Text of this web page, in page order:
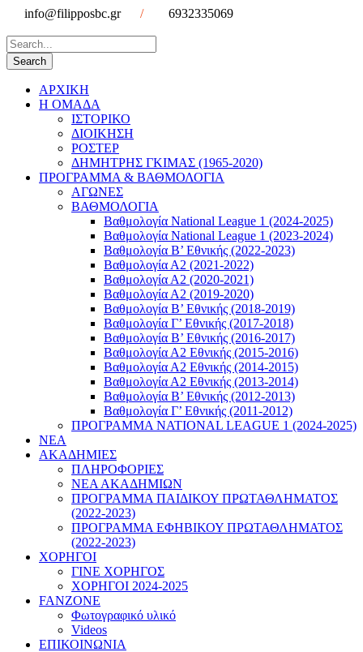
info@filipposbc.gr / 6932335069
ΑΡΧΙΚΗ
Η ΟΜΑΔΑ
ΙΣΤΟΡΙΚΟ
ΔΙΟΙΚΗΣΗ
ΡΟΣΤΕΡ
ΔΗΜΗΤΡΗΣ ΓΚΙΜΑΣ (1965-2020)
ΠΡΟΓΡΑΜΜΑ & ΒΑΘΜΟΛΟΓΙΑ
ΑΓΩΝΕΣ
ΒΑΘΜΟΛΟΓΙΑ
Βαθμολογία National League 1 (2024-2025)
Βαθμολογία National League 1 (2023-2024)
Βαθμολογία Β’ Εθνικής (2022-2023)
Βαθμολογία Α2 (2021-2022)
Βαθμολογία Α2 (2020-2021)
Βαθμολογία Α2 (2019-2020)
Βαθμολογία B’ Εθνικής (2018-2019)
Βαθμολογία Γ’ Εθνικής (2017-2018)
Βαθμολογία Β’ Εθνικής (2016-2017)
Βαθμολογία Α2 Εθνικής (2015-2016)
Βαθμολογία Α2 Εθνικής (2014-2015)
Βαθμολογία Α2 Εθνικής (2013-2014)
Βαθμολογία Β’ Εθνικής (2012-2013)
Βαθμολογία Γ’ Εθνικής (2011-2012)
ΠΡΟΓΡΑΜΜΑ NATIONAL LEAGUE 1 (2024-2025)
ΝΕΑ
ΑΚΑΔΗΜΙΕΣ
ΠΛΗΡΟΦΟΡΙΕΣ
ΝΕΑ ΑΚΑΔΗΜΙΩΝ
ΠΡΟΓΡΑΜΜΑ ΠΑΙΔΙΚΟΥ ΠΡΩΤΑΘΛΗΜΑΤΟΣ
(2022-2023)
ΠΡΟΓΡΑΜΜΑ ΕΦΗΒΙΚΟΥ ΠΡΩΤΑΘΛΗΜΑΤΟΣ
(2022-2023)
ΧΟΡΗΓΟΙ
ΓΙΝΕ ΧΟΡΗΓΟΣ
ΧΟΡΗΓΟΙ 2024-2025
FANZONE
Φωτογραφικό υλικό
Videos
ΕΠΙΚΟΙΝΩΝΙΑ